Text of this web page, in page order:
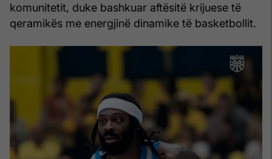
komunitetit, duke bashkuar aftësitë krijuese të
qeramikës me energjinë dinamike të basketbollit.